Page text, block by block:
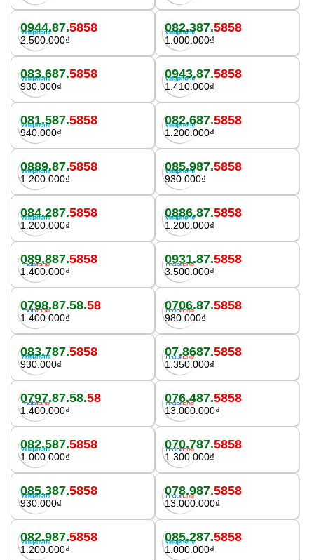
0944.87.5858
2.500.000₫
082.387.5858
1.000.000₫
083.687.5858
930.000₫
0943.87.5858
1.410.000₫
081.587.5858
940.000₫
082.687.5858
1.200.000₫
0889.87.5858
1.200.000₫
085.987.5858
930.000₫
084.287.5858
1.200.000₫
0886.87.5858
1.200.000₫
089.887.5858
1.400.000₫
0931.87.5858
3.500.000₫
0798.87.58.58
1.400.000₫
0706.87.5858
980.000₫
083.787.5858
930.000₫
07.8687.5858
1.350.000₫
0797.87.58.58
1.400.000₫
076.487.5858
13.000.000₫
082.587.5858
1.000.000₫
070.787.5858
1.300.000₫
085.387.5858
930.000₫
078.987.5858
13.000.000₫
082.987.5858
1.200.000₫
085.287.5858
1.000.000₫